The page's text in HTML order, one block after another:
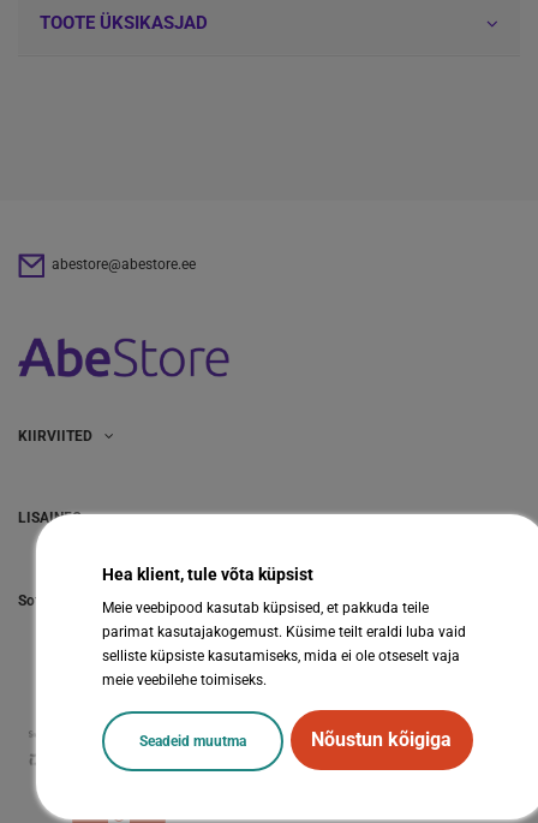
TOOTE ÜKSIKASJAD
abestore@abestore.ee
KIIRVIITED
LISAINFO
Hea klient, tule võta küpsist
Meie veebipood kasutab küpsised, et pakkuda teile
parimat kasutajakogemust. Küsime teilt eraldi luba vaid
selliste küpsiste kasutamiseks, mida ei ole otseselt vaja
meie veebilehe toimiseks.
Seadeid muutma Nõustun kõigiga
Sotsiaalmeedia